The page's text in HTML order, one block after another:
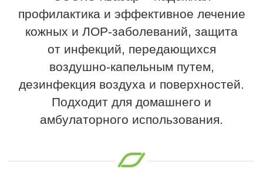
профилактика и эффективное лечение
кожных и ЛОР-заболеваний, защита
от инфекций, передающихся
воздушно-капельным путем,
дезинфекция воздуха и поверхностей.
Подходит для домашнего и
амбулаторного использования.